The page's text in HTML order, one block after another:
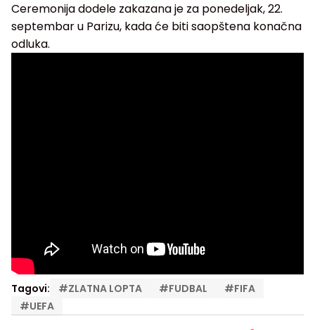
Ceremonija dodele zakazana je za ponedeljak, 22.
septembar u Parizu, kada će biti saopštena konačna
odluka.
Tagovi: #ZLATNA LOPTA #FUDBAL #FIFA
#UEFA